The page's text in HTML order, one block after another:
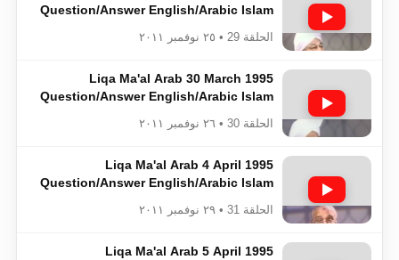
Question/Answer English/Arabic Islam
الحلقة 29 • ٢٥ نوفمبر ٢٠١١
Liqa Ma'al Arab 30 March 1995
Question/Answer English/Arabic Islam
الحلقة 30 • ٢٦ نوفمبر ٢٠١١
Liqa Ma'al Arab 4 April 1995
Question/Answer English/Arabic Islam
الحلقة 31 • ٢٩ نوفمبر ٢٠١١
Liqa Ma'al Arab 5 April 1995